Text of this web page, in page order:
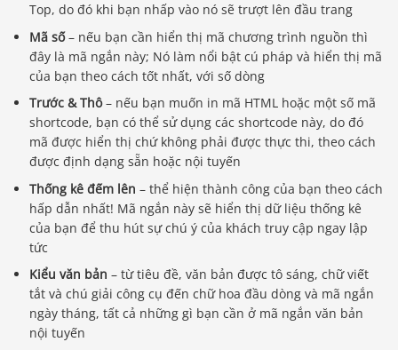
Top, do đó khi bạn nhấp vào nó sẽ trượt lên đầu trang
Mã số– nếu bạn cần hiển thị mã chương trình nguồn thì
đây là mã ngắn này; Nó làm nổi bật cú pháp và hiển thị mã
của bạn theo cách tốt nhất, với số dòng
Trước & Thô– nếu bạn muốn in mã HTML hoặc một số mã
shortcode, bạn có thể sử dụng các shortcode này, do đó
mã được hiển thị chứ không phải được thực thi, theo cách
được định dạng sẵn hoặc nội tuyến
Thống kê đếm lên – thể hiện thành công của bạn theo cách
hấp dẫn nhất! Mã ngắn này sẽ hiển thị dữ liệu thống kê
của bạn để thu hút sự chú ý của khách truy cập ngay lập
tức
Kiểu văn bản – từ tiêu đề, văn bản được tô sáng, chữ viết
tắt và chú giải công cụ đến chữ hoa đầu dòng và mã ngắn
ngày tháng, tất cả những gì bạn cần ở mã ngắn văn bản
nội tuyến